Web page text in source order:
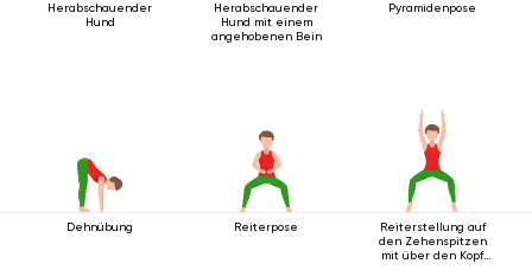
Herabschauender
Hund
Herabschauender
Hund mit einem
angehobenen Bein
Pyramidenpose
Dehnübung Reiterpose
Reiterstellung auf
den Zehenspitzen
mit über den Kopf